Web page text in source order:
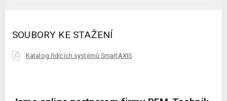
SOUBORY KE STAŽENÍ
Katalog řídících systémů SmartAXIS